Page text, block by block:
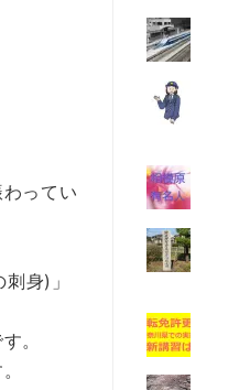
ってい
身)」
。